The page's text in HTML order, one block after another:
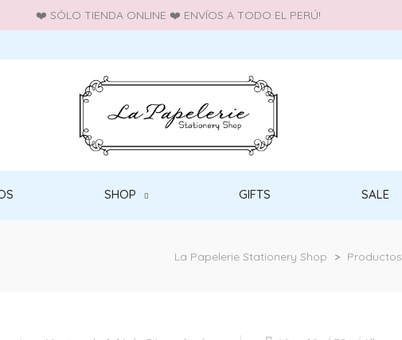
❤️ SÓLO TIENDA ONLINE ❤️ ENVÍOS A TODO EL PERÚ!
SHOP GIFTS SALE
La Papelerie Stationery Shop > Productos